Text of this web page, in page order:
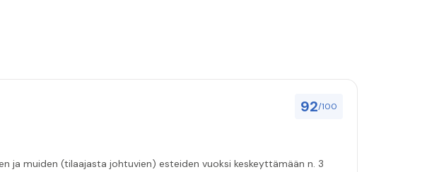
92/100
ja muiden (tilaajasta johtuvien) esteiden vuoksi keskeyttämään n. 3